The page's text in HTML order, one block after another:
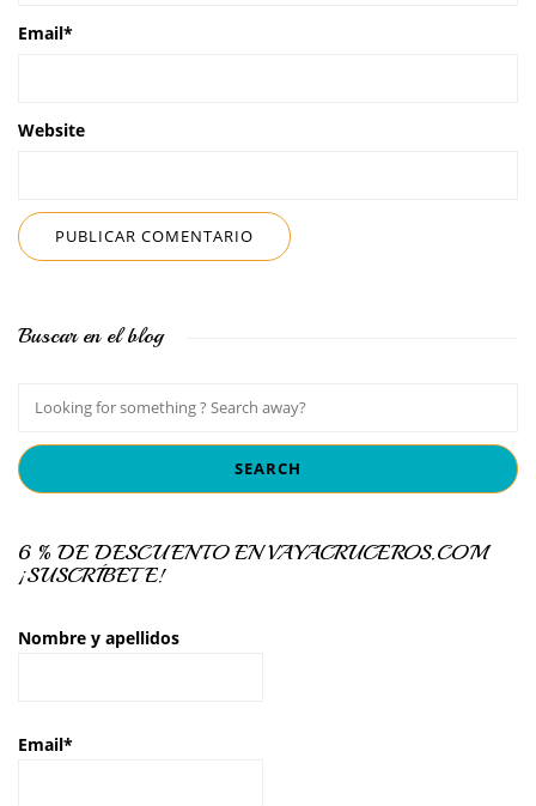
Email*
Website
Buscar en el blog
6 % DE DESCUENTO EN VAYACRUCEROS.COM
¡SUSCRÍBETE!
Nombre y apellidos
Email*